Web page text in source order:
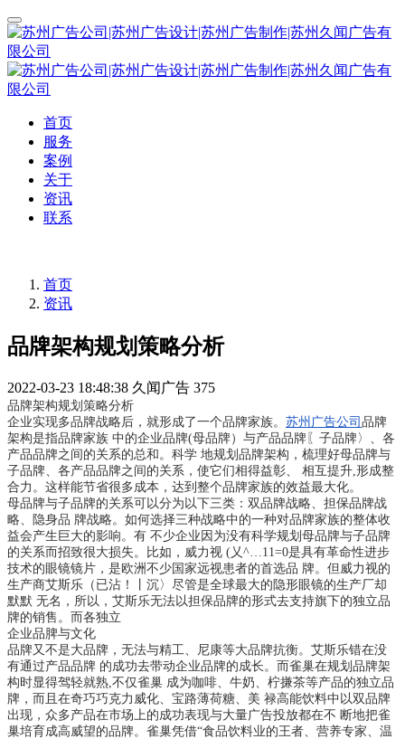
首页
服务
案例
关于
资讯
联系
首页
资讯
品牌架构规划策略分析
2022-03-23 18:48:38 久闻广告 375
品牌架构规划策略分析
企业实现多品牌战略后，就形成了一个品牌家族。 苏州广告公司 品牌
架构是指品牌家族 中的企业品牌(母品牌）与产品品牌〖子品牌〉、各
产品品牌之间的关系的总和。科学 地规划品牌架构，梳理好母品牌与
子品牌、各产品品牌之间的关系，使它们相得益彰、 相互提升,形成整
合力。这样能节省很多成本，达到整个品牌家族的效益最大化。
母品牌与子品牌的关系可以分为以下三类：双品牌战略、担保品牌战
略、隐身品 牌战略。如何选择三种战略中的一种对品牌家族的整体收
益会产生巨大的影响。有 不少企业因为没有科学规划母品牌与子品牌
的关系而招致很大损失。比如，威力视 (乂^…11=0是具有革命性进步
技术的眼镜镜片，是欧洲不少国家远视患者的首选品 牌。但威力视的
生产商艾斯乐（已沾！丨沉〉尽管是全球最大的隐形眼镜的生产厂却
默默 无名，所以，艾斯乐无法以担保品牌的形式去支持旗下的独立品
牌的销售。而各独立
企业品脾与文化
品牌又不是大品牌，无法与精工、尼康等大品牌抗衡。艾斯乐错在没
有通过产品品牌 的成功去带动企业品牌的成长。而雀巢在规划品牌架
构时显得驾轻就熟,不仅雀巢 成为咖啡、牛奶、柠搛茶等产品的独立品
牌，而且在奇巧巧克力威化、宝路薄荷糖、美 禄高能饮料中以双品牌
出现，众多产品在市场上的成功表现与大量广告投放都在不 断地把雀
巢培育成高威望的品牌。雀巢凭借“食品饮料业的王者、营养专家、温